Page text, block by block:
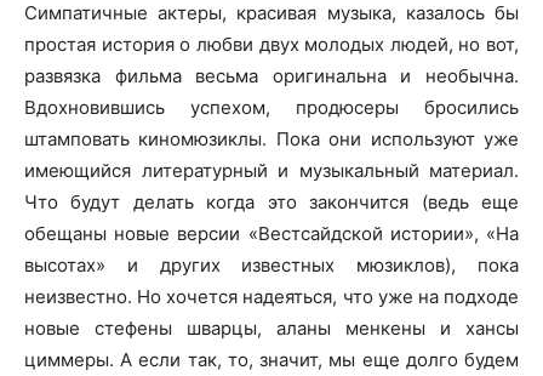
Симпатичные актеры, красивая музыка, казалось бы
простая история о любви двух молодых людей, но вот,
развязка фильма весьма оригинальна и необычна.
Вдохновившись успехом, продюсеры бросились
штамповать киномюзиклы. Пока они используют уже
имеющийся литературный и музыкальный материал.
Что будут делать когда это закончится (ведь еще
обещаны новые версии «Вестсайдской истории», «На
высотах» и других известных мюзиклов), пока
неизвестно. Но хочется надеяться, что уже на подходе
новые стефены шварцы, аланы менкены и хансы
циммеры. А если так, то, значит, мы еще долго будем